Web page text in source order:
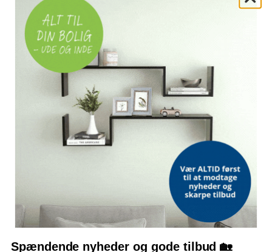
MONTERING
Let at samle
OFTE STILLEDE SPØRGSMÅL
Hvor mange borde følger med?
Hvilke mål har hvert bord?
Hvilket materiale er bordene lavet af?
Bemærk: FAQ er vejledende information. Vi tager forbehold for fejl og
mangler, og oplysningerne er ikke juridisk bindende.
Spændende nyheder og gode tilbud 🏡